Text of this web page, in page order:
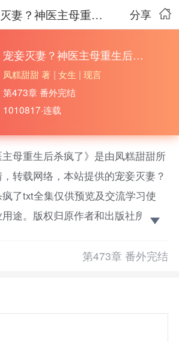
分享
宠妾灭妻？神医主母重生后杀疯了
宠妾灭妻？神医主母重生后杀疯了
凤糕甜甜 著 | 女生 | 现言
第473章 番外完结
1010817·连载
主母重生后杀疯了》是由凤糕甜甜所
转载网络，本站提供的宠妾灭妻？
了txt全集仅供预览及交流学习使
途。版权归原作者和出版社所有，
带着丰厚的嫁妆下嫁落魄的侯府，
她背刺她，侯爷更是宠妾灭妻，为
她腿骨取她心头血，害死她所有亲
第473章 番外完结